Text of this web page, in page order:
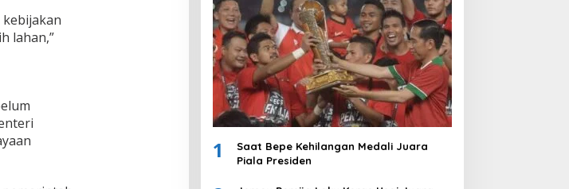
lahan,”
1
Saat Bepe Kehilangan Medali Juara
Piala Presiden